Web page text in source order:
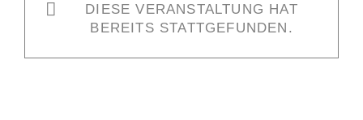
DIESE VERANSTALTUNG HAT
BEREITS STATTGEFUNDEN.